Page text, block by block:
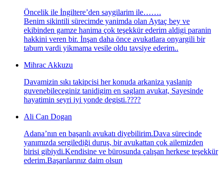
Öncelik ile İngiltere’den saygilarim ile…….
Benim sikintili sürecimde yanimda olan Aytaç bey ve
ekibinden gamze hanima çok teşekkür ederim aldigi paranin
hakkini veren bir. İnşan daha önce avukatlara onyargili bir
tabum vardi yikmama vesile oldu tavsiye ederim..
Mihrac Akkuzu
Davamizin sıkı takipcisi her konuda arkaniza yaslanip
guvenebileceginiz tanidigim en saglam avukat, Sayesinde
hayatimin seyri iyi yonde degisti.????
Ali Can Dogan
Adana’nın en başarılı avukatı diyebilirim.Dava sürecinde
yanımızda sergilediği duruş, bir avukattan çok ailemizden
birisi gibiydi.Kendisine ve bürosunda çalışan herkese teşekkür
ederim.Başarılarınız daim olsun